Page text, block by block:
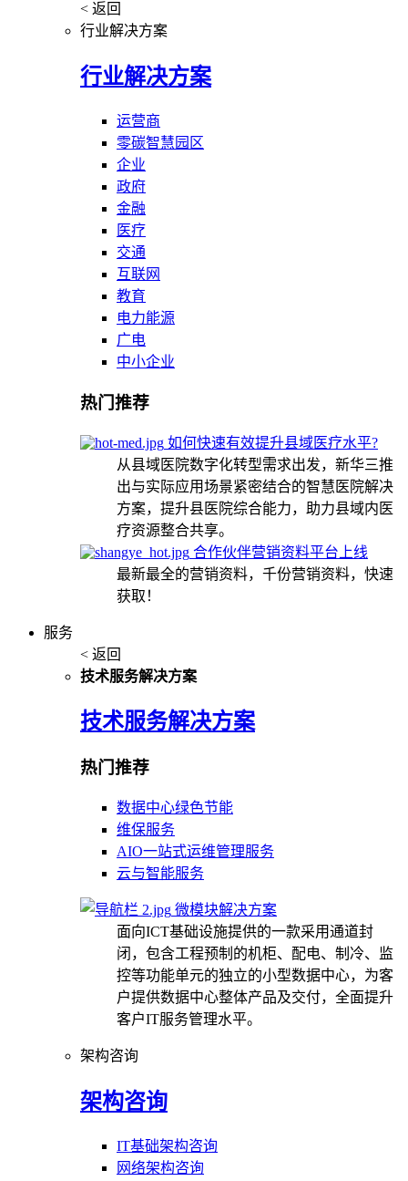
< 返回
行业解决方案
行业解决方案
运营商
零碳智慧园区
企业
政府
金融
医疗
交通
互联网
教育
电力能源
广电
中小企业
热门推荐
如何快速有效提升县域医疗水平?
从县域医院数字化转型需求出发，新华三推
出与实际应用场景紧密结合的智慧医院解决
方案，提升县医院综合能力，助力县域内医
疗资源整合共享。
合作伙伴营销资料平台上线
最新最全的营销资料，千份营销资料，快速
获取！
服务
< 返回
技术服务解决方案
技术服务解决方案
热门推荐
数据中心绿色节能
维保服务
AIO一站式运维管理服务
云与智能服务
微模块解决方案
面向ICT基础设施提供的一款采用通道封
闭，包含工程预制的机柜、配电、制冷、监
控等功能单元的独立的小型数据中心，为客
户提供数据中心整体产品及交付，全面提升
客户IT服务管理水平。
架构咨询
架构咨询
IT基础架构咨询
网络架构咨询